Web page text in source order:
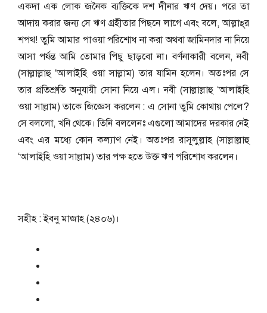
একদা এক লোক জনৈক ব্যক্তিকে দশ দীনার ঋণ দেয়। পরে তা
আদায় করার জন্য সে ঋণ গ্রহীতার পিছনে লাগে এবং বলে, আল্লাহ্‌র
শপথ! তুমি আমার পাওয়া পরিশোধ না করা অথবা জামিনদার না নিয়ে
আসা পর্যন্ত আমি তোমার পিছু ছাড়বো না। বর্ণনাকারী বলেন, নবী
(সাল্লাল্লাহু ‘আলাইহি ওয়া সাল্লাম) তার যামিন হলেন। অতঃপর সে
তার প্রতিশ্রুতি অনুযায়ী সোনা নিয়ে এল। নবী (সাল্লাল্লাহু ‘আলাইহি
ওয়া সাল্লাম) তাকে জিজ্ঞেস করলেন : এ সোনা তুমি কোথায় পেলে?
সে বললো, খনি থেকে। তিনি বললেনঃ এগুলো আমাদের দরকার নেই
এবং এর মধ্যে কোন কল্যাণ নেই। অতঃপর রাসূলুল্লাহ (সাল্লাল্লাহু
‘আলাইহি ওয়া সাল্লাম) তার পক্ষ হতে উক্ত ঋণ পরিশোধ করলেন।
সহীহ : ইবনু মাজাহ (২৪০৬)।